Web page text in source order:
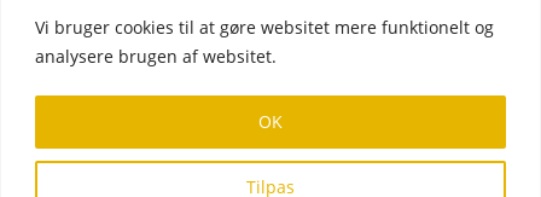
Vi bruger cookies til at gøre websitet mere funktionelt og
analysere brugen af websitet.
Tilpas
OK